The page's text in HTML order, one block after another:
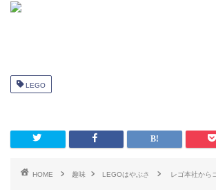
LEGO
HOME 趣味 LEGOはやぶさ レゴ本社から